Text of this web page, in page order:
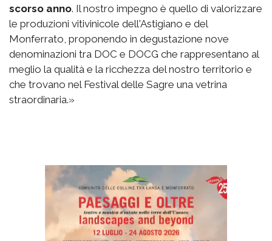
scorso anno. Il nostro impegno è quello di valorizzare
le produzioni vitivinicole dell'Astigiano e del
Monferrato, proponendo in degustazione nove
denominazioni tra DOC e DOCG che rappresentano al
meglio la qualità e la ricchezza del nostro territorio e
che trovano nel Festival delle Sagre una vetrina
straordinaria.»